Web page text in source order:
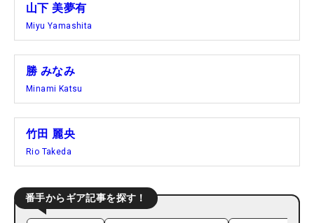
山下 美夢有
Miyu Yamashita
勝 みなみ
Minami Katsu
竹田 麗央
Rio Takeda
番手からギア記事を探す！